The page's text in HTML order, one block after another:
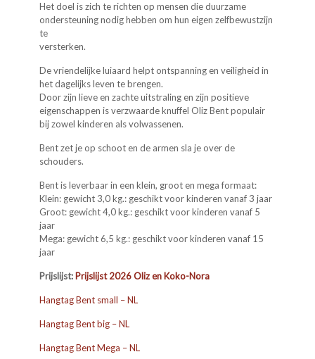
Het doel is zich te richten op mensen die duurzame
ondersteuning nodig hebben om hun eigen zelfbewustzijn
te
versterken.
De vriendelijke luiaard helpt ontspanning en veiligheid in
het dagelijks leven te brengen.
Door zijn lieve en zachte uitstraling en zijn positieve
eigenschappen is verzwaarde knuffel Oliz Bent populair
bij zowel kinderen als volwassenen.
Bent zet je op schoot en de armen sla je over de
schouders.
Bent is leverbaar in een klein, groot en mega formaat:
Klein: gewicht 3,0 kg.: geschikt voor kinderen vanaf 3 jaar
Groot: gewicht 4,0 kg.: geschikt voor kinderen vanaf 5
jaar
Mega: gewicht 6,5 kg.: geschikt voor kinderen vanaf 15
jaar
Prijslijst: Prijslijst 2026 Oliz en Koko-Nora
Hangtag Bent small – NL
Hangtag Bent big – NL
Hangtag Bent Mega – NL